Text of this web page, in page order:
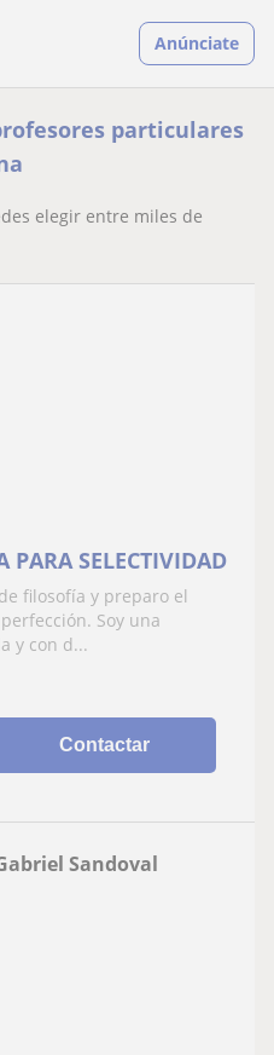
Anúnciate
particulares
elegir entre miles de
PARA SELECTIVIDAD
filosofía y preparo el
Soy una
y con d...
Contactar
Sandoval